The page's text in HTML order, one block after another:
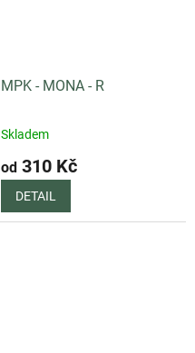
MPK - MONA - R
Skladem
od 310 Kč
DETAIL